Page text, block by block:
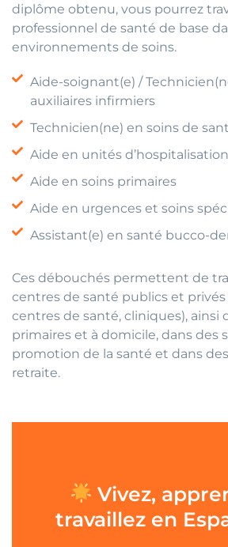
diplôme obtenu, vous pourrez
professionnel de santé de base
environnements de soins.
Aide-soignant(e) /
auxiliaires infirmiers
Technicien(ne) en soins de
Aide en unités d’hospitalisation
Aide en soins primaires
Aide en urgences et soins
Assistant(e) en santé bucco-
Ces débouchés permettent de
centres de santé publics et
centres de santé, cliniques), ainsi
primaires et à domicile, dans des
promotion de la santé et dans
retraite.
Vivez,
travaillez en